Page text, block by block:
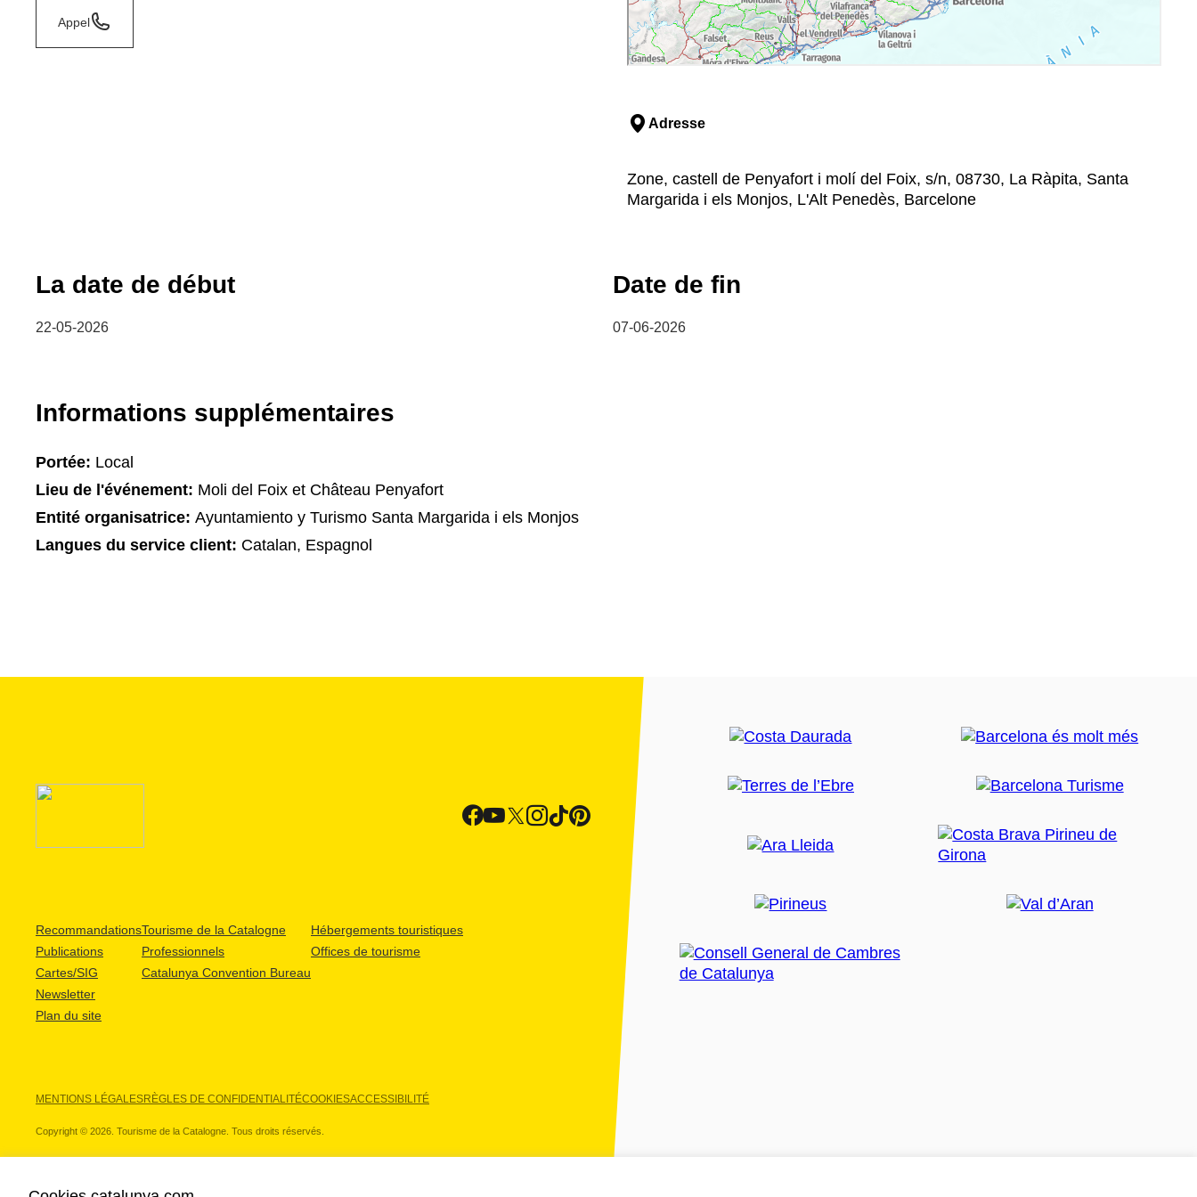
Appel
Adresse
Zone, castell de Penyafort i molí del Foix, s/n, 08730, La Ràpita, Santa
Margarida i els Monjos, L'Alt Penedès, Barcelone
La date de début
22-05-2026
Date de fin
07-06-2026
Informations supplémentaires
Portée: Local
Lieu de l'événement: Moli del Foix et Château Penyafort
Entité organisatrice: Ayuntamiento y Turismo Santa Margarida i els Monjos
Langues du service client: Catalan, Espagnol
Recommandations
Publications
Cartes/SIG
Newsletter
Plan du site
Tourisme de la Catalogne
Professionnels
Catalunya Convention Bureau
Hébergements touristiques
Offices de tourisme
MENTIONS LÉGALESRÈGLES DE CONFIDENTIALITÉCOOKIESACCESSIBILITÉ
Copyright © 2026. Tourisme de la Catalogne. Tous droits réservés.